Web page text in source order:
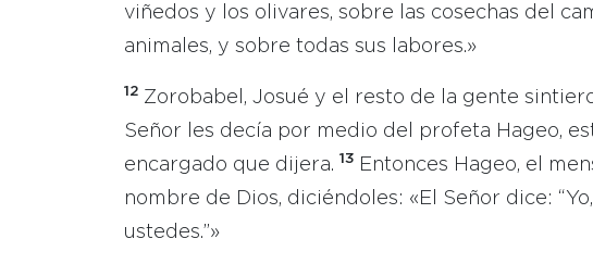
viñedos y los olivares, sobre las cosechas del
animales, y sobre todas sus labores.»
12 Zorobabel, Josué y el resto de la gente
Señor les decía por medio del profeta Hageo,
encargado que dijera. 13
Entonces Hageo, el
nombre de Dios, diciéndoles: «El Señor dice:
ustedes.”»